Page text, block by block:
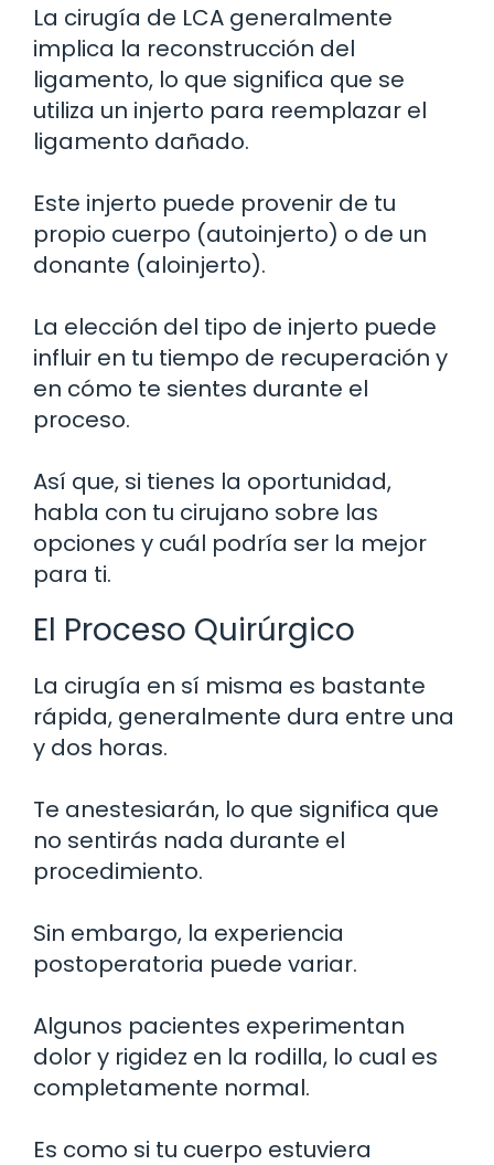
La cirugía de LCA generalmente
implica la reconstrucción del
ligamento, lo que significa que se
utiliza un injerto para reemplazar el
ligamento dañado.
Este injerto puede provenir de tu
propio cuerpo (autoinjerto) o de un
donante (aloinjerto).
La elección del tipo de injerto puede
influir en tu tiempo de recuperación y
en cómo te sientes durante el
proceso.
Así que, si tienes la oportunidad,
habla con tu cirujano sobre las
opciones y cuál podría ser la mejor
para ti.
El Proceso Quirúrgico
La cirugía en sí misma es bastante
rápida, generalmente dura entre una
y dos horas.
Te anestesiarán, lo que significa que
no sentirás nada durante el
procedimiento.
Sin embargo, la experiencia
postoperatoria puede variar.
Algunos pacientes experimentan
dolor y rigidez en la rodilla, lo cual es
completamente normal.
Es como si tu cuerpo estuviera